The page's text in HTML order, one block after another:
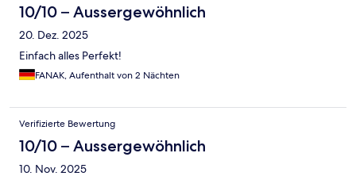
10/10 – Aussergewöhnlich
20. Dez. 2025
Einfach alles Perfekt!
FANAK, Aufenthalt von 2 Nächten
Verifizierte Bewertung
10/10 – Aussergewöhnlich
10. Nov. 2025